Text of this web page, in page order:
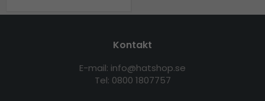
Kontakt
E-mail: info@hatshop.se
Tel: 0800 1807757